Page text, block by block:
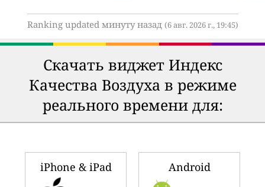
Ranking updated минуту назад (6 авг. 2026 г., 19:45)
Скачать виджет Индекс
Качества Воздуха в режиме
реального времени для:
iPhone & iPad Android